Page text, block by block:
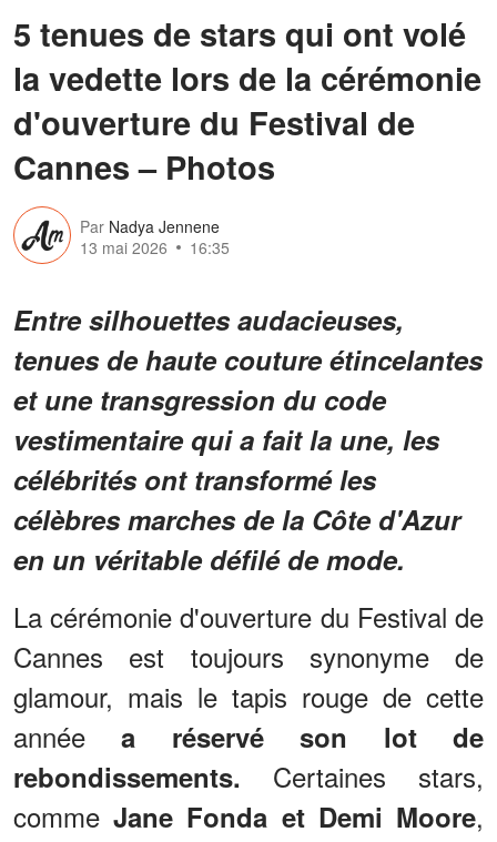
5 tenues de stars qui ont volé
la vedette lors de la cérémonie
d'ouverture du Festival de
Cannes – Photos
Par Nadya Jennene
13 mai 2026
16:35
Entre silhouettes audacieuses,
tenues de haute couture étincelantes
et une transgression du code
vestimentaire qui a fait la une, les
célébrités ont transformé les
célèbres marches de la Côte d'Azur
en un véritable défilé de mode.
La cérémonie d'ouverture du Festival de
Cannes est toujours synonyme de
glamour, mais le tapis rouge de cette
annéea réservé son lot de
rebondissements. Certaines stars,
commeJane Fonda et Demi Moore,